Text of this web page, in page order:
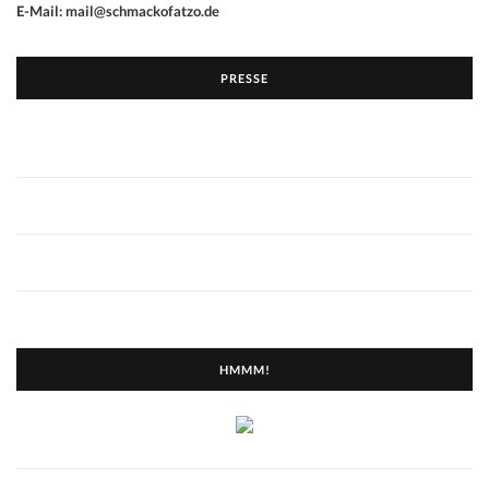
E-Mail: mail@schmackofatzo.de
PRESSE
HMMM!